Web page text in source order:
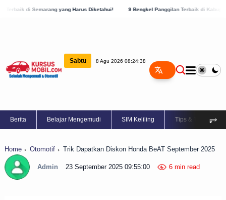
yang Harus Diketahui! 9 Bengkel Panggilan Terbaik di Kabupaten Semarang,
Sabtu 8 Agu 2026 08:24:39
Berita Belajar Mengemudi SIM Keliling Tips & Trik ⥅
Home Otomotif Trik Dapatkan Diskon Honda BeAT September 2025
Admin 23 September 2025 09:55:00 6 min read